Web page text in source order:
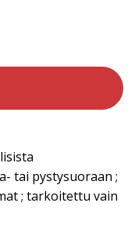
tai pystysuoraan ;
; tarkoitettu vain